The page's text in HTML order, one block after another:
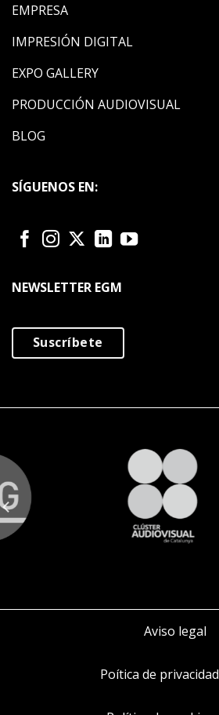
EMPRESA
IMPRESIÓN DIGITAL
EXPO GALLERY
PRODUCCIÓN AUDIOVISUAL
BLOG
SÍGUENOS EN:
NEWSLETTER EGM
Suscríbete
Aviso legal
Poítica de privacidad